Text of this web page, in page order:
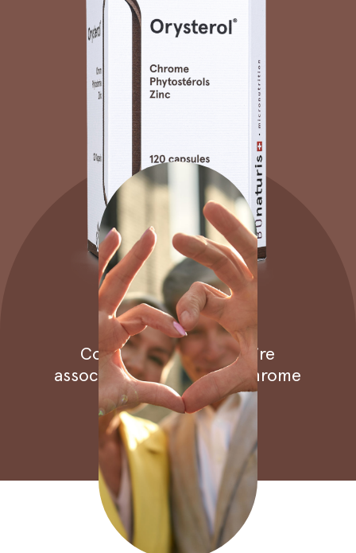
Orysterol
Complément alimentaire
associant phytostérols
chrome
et zinc